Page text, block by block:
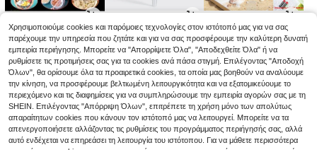
2.85€ 12.59€ 4.12€
Χρησιμοποιούμε cookies και παρόμοιες τεχνολογίες στον ιστότοπό μας για να σας
παρέχουμε την υπηρεσία που ζητάτε και για να σας προσφέρουμε την καλύτερη δυνατή
εμπειρία περιήγησης. Μπορείτε να "Απορρίψετε Όλα", "Αποδεχθείτε Όλα" ή να
ρυθμίσετε τις προτιμήσεις σας για τα cookies ανά πάσα στιγμή. Επιλέγοντας "Αποδοχή
Όλων", θα ορίσουμε όλα τα προαιρετικά cookies, τα οποία μας βοηθούν να αναλύουμε
την κίνηση, να προσφέρουμε βελτιωμένη λειτουργικότητα και να εξατομικεύουμε το
περιεχόμενο και τις διαφημίσεις για να συμπληρώσουμε την εμπειρία αγορών σας με τη
SHEIN. Επιλέγοντας "Απόρριψη Όλων", επιτρέπετε τη χρήση μόνο των απολύτως
απαραίτητων cookies που κάνουν τον ιστότοπό μας να λειτουργεί. Μπορείτε να τα
απενεργοποιήσετε αλλάζοντας τις ρυθμίσεις του προγράμματος περιήγησής σας, αλλά
αυτό ενδέχεται να επηρεάσει τη λειτουργία του ιστότοπου. Για να μάθετε περισσότερα